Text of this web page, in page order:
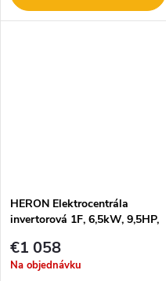
HERON Elektrocentrála
invertorová 1F, 6,5kW, 9,5HP,
€1 058
Na objednávku